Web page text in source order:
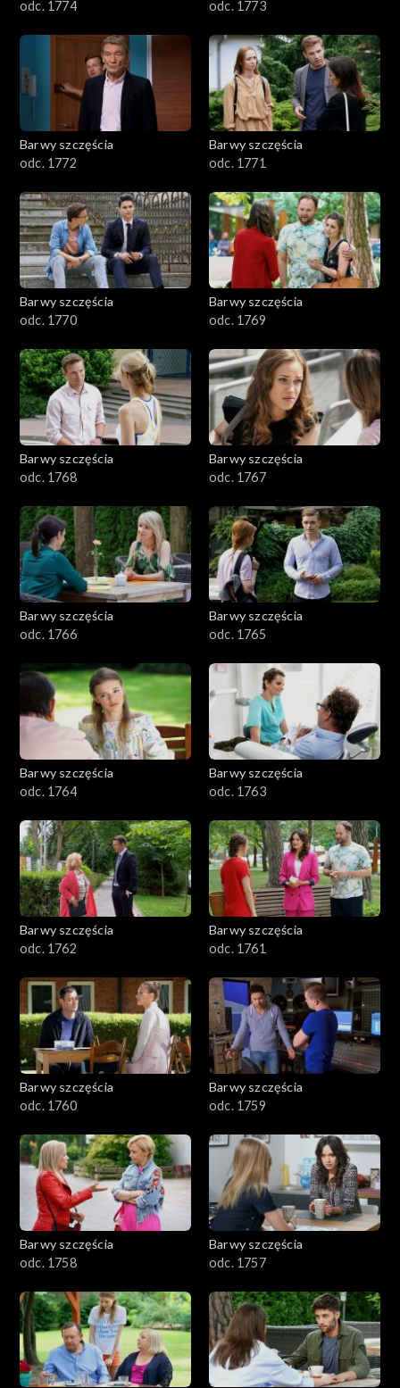
odc. 1774 odc. 1773
Barwy szczęścia
odc. 1772
Barwy szczęścia
odc. 1771
Barwy szczęścia
odc. 1770
Barwy szczęścia
odc. 1769
Barwy szczęścia
odc. 1768
Barwy szczęścia
odc. 1767
Barwy szczęścia
odc. 1766
Barwy szczęścia
odc. 1765
Barwy szczęścia
odc. 1764
Barwy szczęścia
odc. 1763
Barwy szczęścia
odc. 1762
Barwy szczęścia
odc. 1761
Barwy szczęścia
odc. 1760
Barwy szczęścia
odc. 1759
Barwy szczęścia
odc. 1758
Barwy szczęścia
odc. 1757